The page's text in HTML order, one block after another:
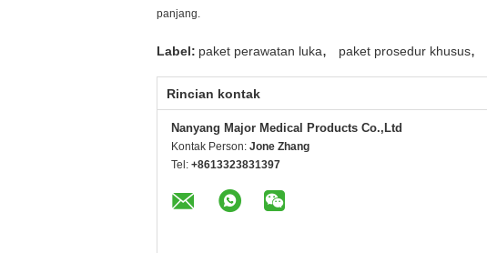
panjang.
Label: paket perawatan luka, paket prosedur khusus,
Rincian kontak
Nanyang Major Medical Products Co.,Ltd
Kontak Person: Jone Zhang
Tel: +8613323831397